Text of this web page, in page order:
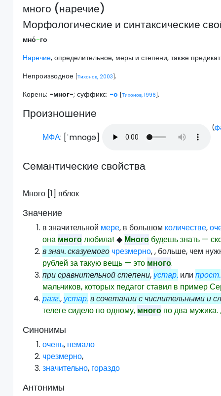
много (наречие)
Морфологические и синтаксические
мно́-го
Наречие, определительное, меры и степени, также
Непроизводное [Тихонов, 2003 ].
Корень: -мног-; суффикс: -о [Тихонов, 1996 ].
Произношение
МФА: [ˈmnoɡə]
(
Семантические свойства
Много [1] яблок
Значение
в значительной мере, в большом количестве,
она многолюбила!◆ Много будешь знать —
в знач. сказуемого чрезмерно, , больше, чем
рублей за такую вещь — это много.
при сравнительной степени, устар. илипрост.
мальчиков, которых педагог ставил в пример
разг., устар.в сочетании с числительными и
телеге сидело по одному, много по два мужика.
Синонимы
очень, немало
чрезмерно,
значительно, гораздо
Антонимы